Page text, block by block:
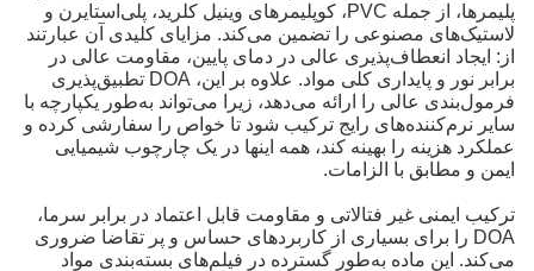
پلیمرها، از جمله PVC، کوپلیمرهای وینیل کلرید، پلی‌استایرن و
لاستیک‌های مصنوعی را تضمین می‌کند. مزایای کلیدی آن عبارتند
از: ایجاد انعطاف‌پذیری عالی در دمای پایین، مقاومت عالی در
برابر نور و پایداری کلی مواد. علاوه بر این، DOA تطبیق‌پذیری
فرمول‌بندی عالی را ارائه می‌دهد، زیرا می‌تواند به‌طور یکپارچه با
سایر نرم‌کننده‌های رایج ترکیب شود تا خواص را سفارشی کرده و
عملکرد هزینه را بهینه کند، همه اینها در یک چارچوب شیمیایی
ایمن و مطابق با الزامات.
ترکیب ایمنی غیر فتالاتی و مقاومت قابل اعتماد در برابر سرما،
DOA را برای بسیاری از کاربردهای حساس و پر تقاضا ضروری
می‌کند. این ماده به‌طور گسترده در فیلم‌های بسته‌بندی مواد